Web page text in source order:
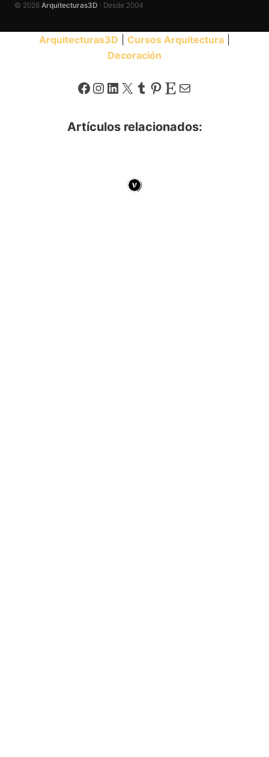
© 2026 Arquitecturas3D · Desde 2004
Arquitecturas3D Cursos Arquitectura
Decoración
Facebook
Instagram
LinkedIn
X Tumblr
Pinterest
EtsyCorreo electrónico
Artículos relacionados: